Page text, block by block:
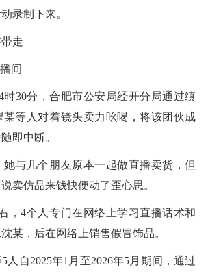
录制下来。
走
间
30分，合肥市公安局经开分局通过缜
某等人对着镜头卖力吆喝，将该团伙成
即中断。
几个朋友原本一起做直播卖货，但
卖仿品来钱快便动了歪心思。
4个人专门在网络上学习直播话术和
某，后在网络上销售假冒饰品。
自2025年1月至2026年5月期间，通过